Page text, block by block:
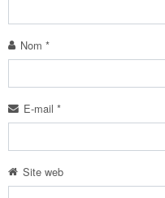
Nom *
E-mail *
Site web